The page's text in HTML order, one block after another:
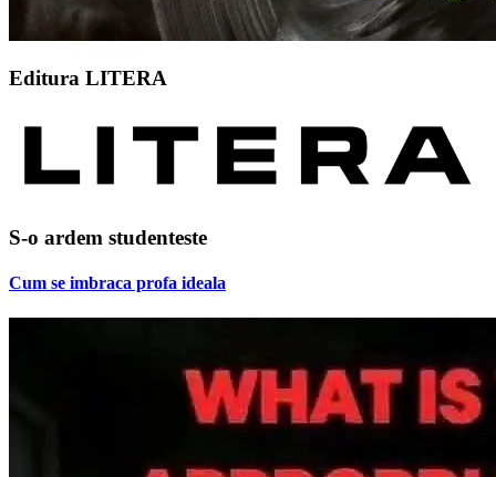
Editura LITERA
S-o ardem studenteste
Cum se imbraca profa ideala